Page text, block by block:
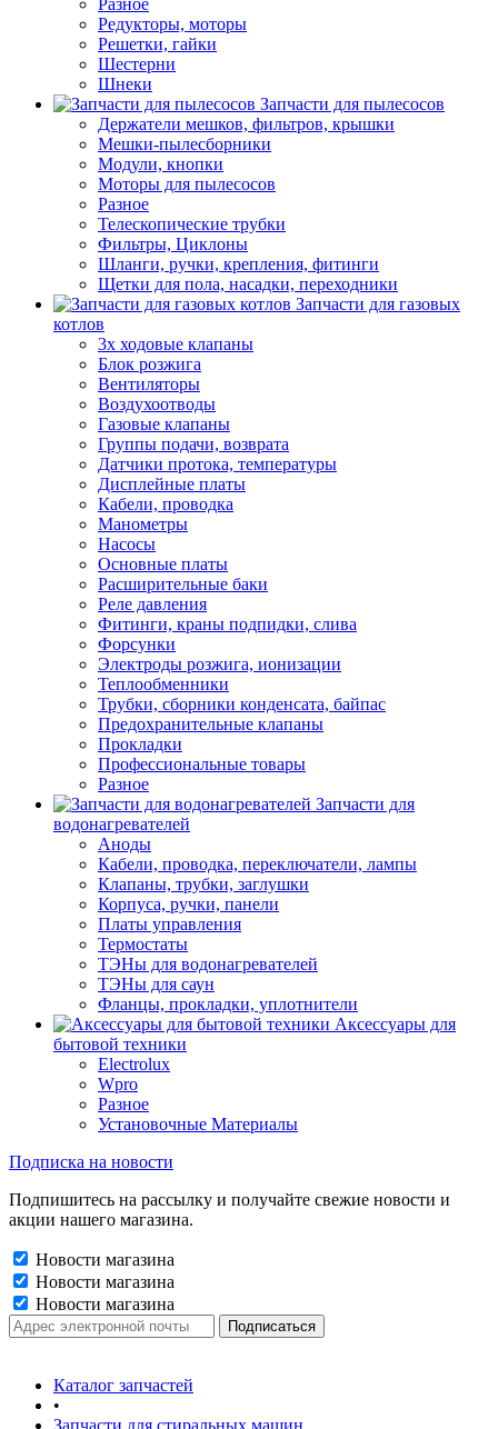
Разное
Редукторы, моторы
Решетки, гайки
Шестерни
Шнеки
Запчасти для пылесосов
Держатели мешков, фильтров, крышки
Мешки-пылесборники
Модули, кнопки
Моторы для пылесосов
Разное
Телескопические трубки
Фильтры, Циклоны
Шланги, ручки, крепления, фитинги
Щетки для пола, насадки, переходники
Запчасти для газовых
котлов
3х ходовые клапаны
Блок розжига
Вентиляторы
Воздухоотводы
Газовые клапаны
Группы подачи, возврата
Датчики протока, температуры
Дисплейные платы
Кабели, проводка
Манометры
Насосы
Основные платы
Расширительные баки
Реле давления
Фитинги, краны подпидки, слива
Форсунки
Электроды розжига, ионизации
Теплообменники
Трубки, сборники конденсата, байпас
Предохранительные клапаны
Прокладки
Профессиональные товары
Разное
Запчасти для
водонагревателей
Аноды
Кабели, проводка, переключатели, лампы
Клапаны, трубки, заглушки
Корпуса, ручки, панели
Платы управления
Термостаты
ТЭНы для водонагревателей
ТЭНы для саун
Фланцы, прокладки, уплотнители
Аксессуары для
бытовой техники
Electrolux
Wpro
Разное
Установочные Материалы
Подписка на новости
Подпишитесь на рассылку и получайте свежие новости и
акции нашего магазина.
Новости магазина
Новости магазина
Новости магазина
Каталог запчастей
•
Запчасти для стиральных машин